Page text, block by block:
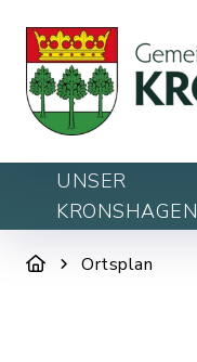
UNSER
KRONSHAGEN
Ortsplan